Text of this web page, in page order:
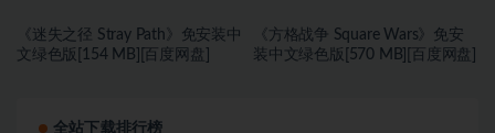
《迷失之径 Stray Path》免安装中
文绿色版[154 MB][百度网盘]
《方格战争 ⁤Square Wars》免安
装中文绿色版[570 MB][百度网盘]
全站下载排行榜